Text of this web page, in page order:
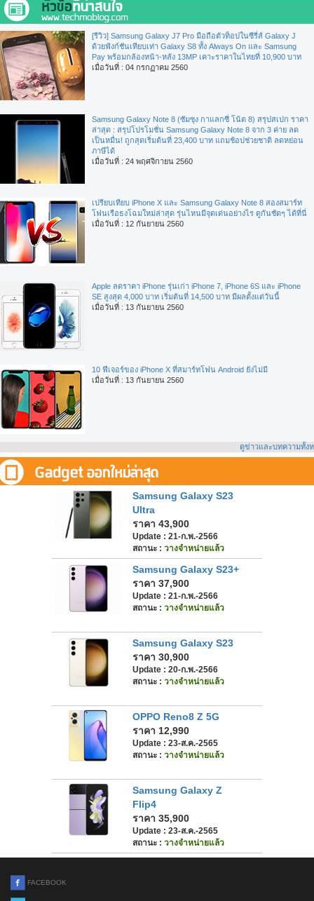
[รีวิว] Samsung Galaxy J7 Pro มือถือตัวท็อปในซีรี่ส์ Galaxy J
ด้วยฟังก์ชันเทียบเท่า Galaxy S8 ทั้ง Always On และ Samsung
Pay พร้อมกล้องหน้า-หลัง 13MP เคาะราคาในไทยที่ 10,900 บาท
เมื่อวันที่ : 04 กรกฏาคม 2560
Samsung Galaxy Note 8 (ซัมซุง กาแลกซี่ โน้ต 8) สรุปสเปก ราคา
ล่าสุด : สรุปโปรโมชั่น Samsung Galaxy Note 8 จาก 3 ค่าย ลด
เป็นหมื่น! ถูกสุดเริ่มต้นที่ 23,400 บาท แถมช้อปช่วยชาติ ลดหย่อน
ภาษีได้
เมื่อวันที่ : 24 พฤศจิกายน 2560
เปรียบเทียบ iPhone X และ Samsung Galaxy Note 8 สองสมาร์ท
โฟนเรือธงโฉมใหม่ล่าสุด รุ่นไหนมีจุดเด่นอย่างไร ดูกันชัดๆ ได้ที่นี่
เมื่อวันที่ : 12 กันยายน 2560
Apple ลดราคา iPhone รุ่นเก่า iPhone 7, iPhone 6S และ iPhone
SE สูงสุด 4,000 บาท เริ่มต้นที่ 14,500 บาท มีผลตั้งแต่วันนี้
เมื่อวันที่ : 13 กันยายน 2560
10 ฟีเจอร์ของ iPhone X ที่สมาร์ทโฟน Android ยังไม่มี
เมื่อวันที่ : 13 กันยายน 2560
ดูข่าวและบทความทั้ง
Samsung Galaxy S23
Ultra
ราคา 43,900
Update : 21-ก.พ.-2566
สถานะ : วางจำหน่ายแล้ว
Samsung Galaxy S23+
ราคา 37,900
Update : 21-ก.พ.-2566
สถานะ : วางจำหน่ายแล้ว
Samsung Galaxy S23
ราคา 30,900
Update : 20-ก.พ.-2566
สถานะ : วางจำหน่ายแล้ว
OPPO Reno8 Z 5G
ราคา 12,990
Update : 23-ส.ค.-2565
สถานะ : วางจำหน่ายแล้ว
Samsung Galaxy Z
Flip4
ราคา 35,900
Update : 23-ส.ค.-2565
สถานะ : วางจำหน่ายแล้ว
FACEBOOK